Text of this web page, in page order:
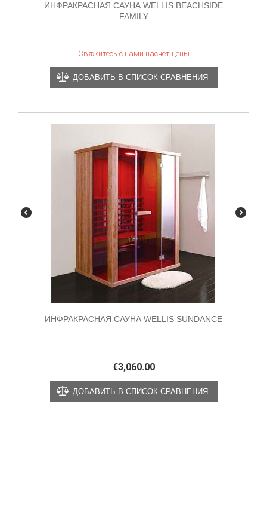
ИНФРАКРАСНАЯ САУНА WELLIS BEACHSIDE
FAMILY
Свяжитесь с нами насчёт цены
ДОБАВИТЬ В СПИСОК СРАВНЕНИЯ
ИНФРАКРАСНАЯ САУНА WELLIS SUNDANCE
€3,060.00
ДОБАВИТЬ В СПИСОК СРАВНЕНИЯ